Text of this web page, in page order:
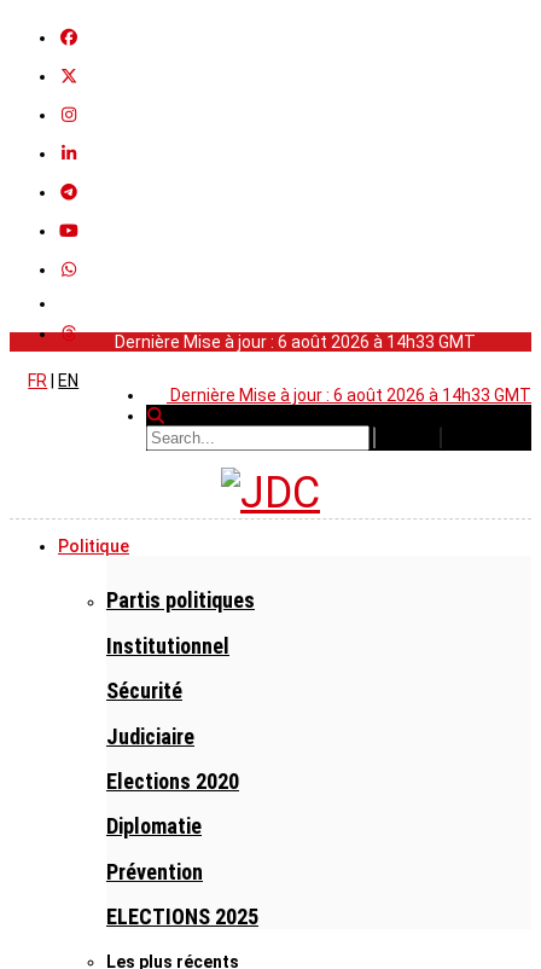
Dernière Mise à jour : 6 août 2026 à 14h33 GMT
Dernière Mise à jour : 6 août 2026 à 14h33 GMT
FR
EN
Politique
Partis politiques
Institutionnel
Sécurité
Judiciaire
Elections 2020
Diplomatie
Prévention
ELECTIONS 2025
Les plus récents